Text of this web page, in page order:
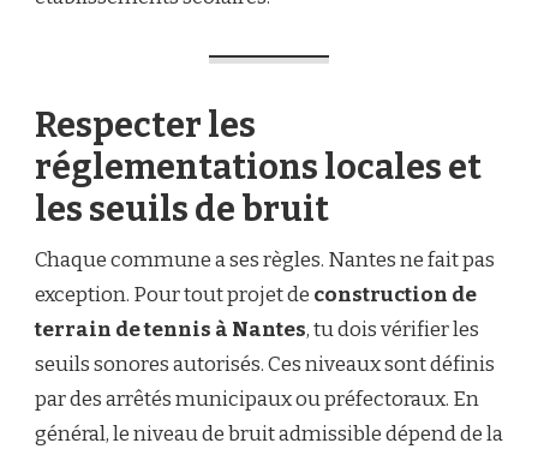
Respecter les
réglementations locales et
les seuils de bruit
Chaque commune a ses règles. Nantes ne fait pas
exception. Pour tout projet de construction de
terrain de tennis à Nantes, tu dois vérifier les
seuils sonores autorisés. Ces niveaux sont définis
par des arrêtés municipaux ou préfectoraux. En
général, le niveau de bruit admissible dépend de la